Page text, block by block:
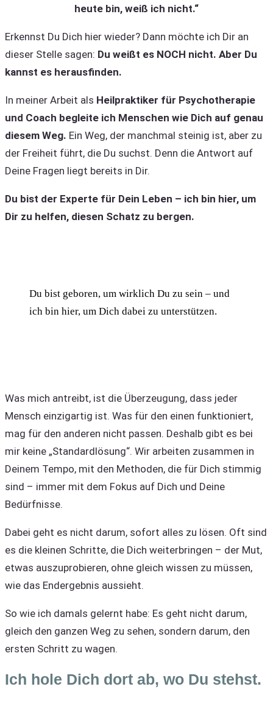
heute bin, weiß ich nicht.“
Erkennst Du Dich hier wieder? Dann möchte ich Dir an
dieser Stelle sagen: Du weißt es NOCH nicht. Aber Du
kannst es herausfinden.
In meiner Arbeit als Heilpraktiker für Psychotherapie
und Coach begleite ich Menschen wie Dich auf genau
diesem Weg. Ein Weg, der manchmal steinig ist, aber zu
der Freiheit führt, die Du suchst. Denn die Antwort auf
Deine Fragen liegt bereits in Dir.
Du bist der Experte für Dein Leben – ich bin hier, um
Dir zu helfen, diesen Schatz zu bergen.
Du bist geboren, um wirklich Du zu sein – und
ich bin hier, um Dich dabei zu unterstützen.
Was mich antreibt, ist die Überzeugung, dass jeder
Mensch einzigartig ist. Was für den einen funktioniert,
mag für den anderen nicht passen. Deshalb gibt es bei
mir keine „Standardlösung“. Wir arbeiten zusammen in
Deinem Tempo, mit den Methoden, die für Dich stimmig
sind – immer mit dem Fokus auf Dich und Deine
Bedürfnisse.
Dabei geht es nicht darum, sofort alles zu lösen. Oft sind
es die kleinen Schritte, die Dich weiterbringen – der Mut,
etwas auszuprobieren, ohne gleich wissen zu müssen,
wie das Endergebnis aussieht.
So wie ich damals gelernt habe: Es geht nicht darum,
gleich den ganzen Weg zu sehen, sondern darum, den
ersten Schritt zu wagen.
Ich hole Dich dort ab, wo Du stehst.